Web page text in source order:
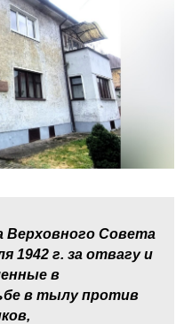
Верховного Совета
1942 г. за отвагу и
в
в тылу против